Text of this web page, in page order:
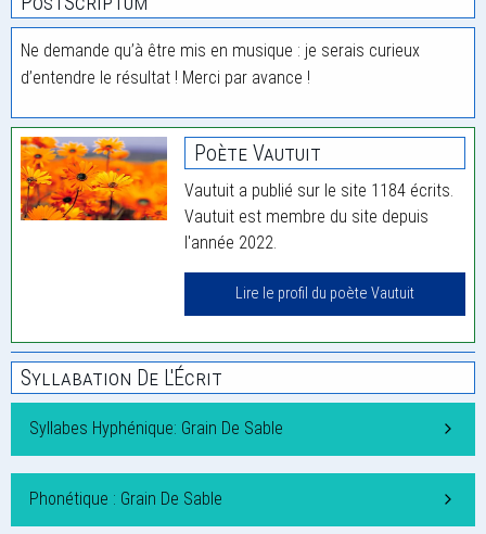
Ne demande qu’à être mis en musique : je serais curieux
d’entendre le résultat ! Merci par avance !
Poète Vautuit
Vautuit a publié sur le site 1184 écrits.
Vautuit est membre du site depuis
l'année 2022.
Lire le profil du poète Vautuit
Syllabation De L'Écrit
Syllabes Hyphénique: Grain De Sable
Phonétique : Grain De Sable